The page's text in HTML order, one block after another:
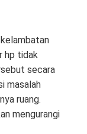
hp tidak
secara
masalah
ruang.
mengurangi